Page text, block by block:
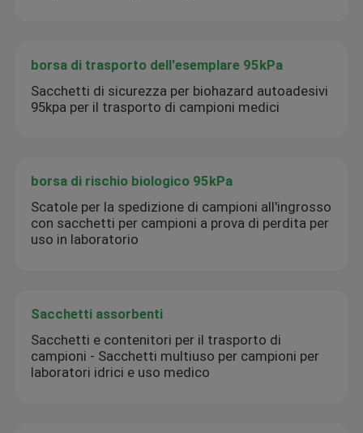
borsa di trasporto dell'esemplare 95kPa
Sacchetti di sicurezza per biohazard autoadesivi
95kpa per il trasporto di campioni medici
borsa di rischio biologico 95kPa
Scatole per la spedizione di campioni all'ingrosso
con sacchetti per campioni a prova di perdita per
uso in laboratorio
Sacchetti assorbenti
Sacchetti e contenitori per il trasporto di
campioni - Sacchetti multiuso per campioni per
laboratori idrici e uso medico